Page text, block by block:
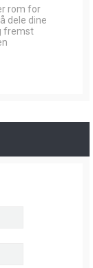
rom for
dele dine
fremst